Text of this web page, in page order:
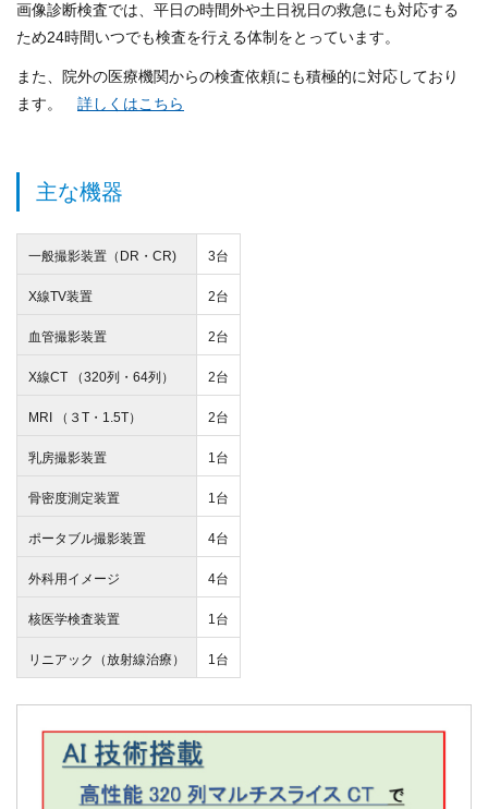
画像診断検査では、平日の時間外や土日祝日の救急にも対応する
ため24時間いつでも検査を行える体制をとっています。
また、院外の医療機関からの検査依頼にも積極的に対応しており
ます。 詳しくはこちら
主な機器
一般撮影装置（DR・CR) 3台
X線TV装置 2台
血管撮影装置 2台
X線CT （320列・64列） 2台
MRI （３T・1.5T） 2台
乳房撮影装置 1台
骨密度測定装置 1台
ポータブル撮影装置 4台
外科用イメージ 4台
核医学検査装置 1台
リニアック（放射線治療） 1台